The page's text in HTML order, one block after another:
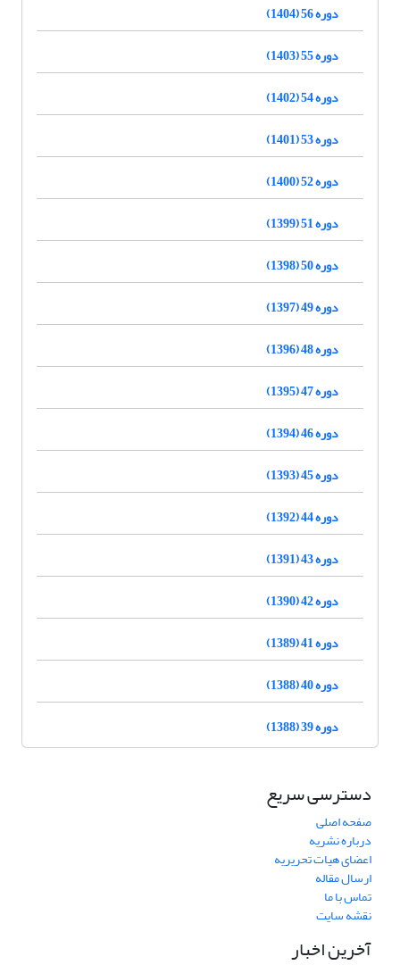
دوره 56 (1404)
دوره 55 (1403)
دوره 54 (1402)
دوره 53 (1401)
دوره 52 (1400)
دوره 51 (1399)
دوره 50 (1398)
دوره 49 (1397)
دوره 48 (1396)
دوره 47 (1395)
دوره 46 (1394)
دوره 45 (1393)
دوره 44 (1392)
دوره 43 (1391)
دوره 42 (1390)
دوره 41 (1389)
دوره 40 (1388)
دوره 39 (1388)
دسترسی سریع
صفحه اصلی
درباره نشریه
اعضای هیات تحریریه
ارسال مقاله
تماس با ما
نقشه سایت
آخرین اخبار